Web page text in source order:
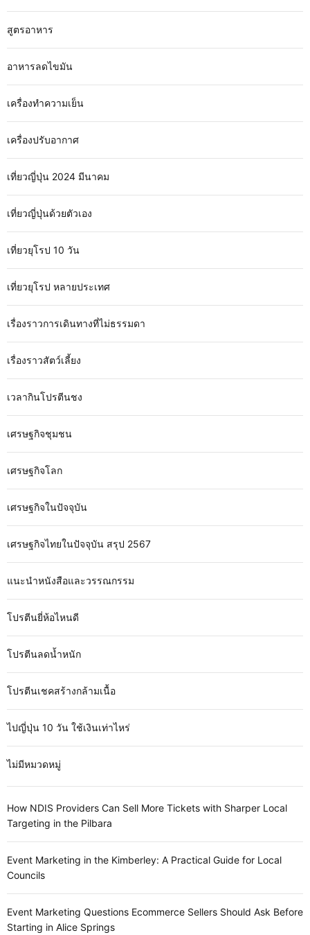
สูตรอาหาร
อาหารลดไขมัน
เครื่องทำความเย็น
เครื่องปรับอากาศ
เที่ยวญี่ปุ่น 2024 มีนาคม
เที่ยวญี่ปุ่นด้วยตัวเอง
เที่ยวยุโรป 10 วัน
เที่ยวยุโรป หลายประเทศ
เรื่องราวการเดินทางที่ไม่ธรรมดา
เรื่องราวสัตว์เลี้ยง
เวลากินโปรตีนชง
เศรษฐกิจชุมชน
เศรษฐกิจโลก
เศรษฐกิจในปัจจุบัน
เศรษฐกิจไทยในปัจจุบัน สรุป 2567
แนะนำหนังสือและวรรณกรรม
โปรตีนยี่ห้อไหนดี
โปรตีนลดน้ำหนัก
โปรตีนเชคสร้างกล้ามเนื้อ
ไปญี่ปุ่น 10 วัน ใช้เงินเท่าไหร่
ไม่มีหมวดหมู่
How NDIS Providers Can Sell More Tickets with Sharper Local
Targeting in the Pilbara
Event Marketing in the Kimberley: A Practical Guide for Local
Councils
Event Marketing Questions Ecommerce Sellers Should Ask Before
Starting in Alice Springs